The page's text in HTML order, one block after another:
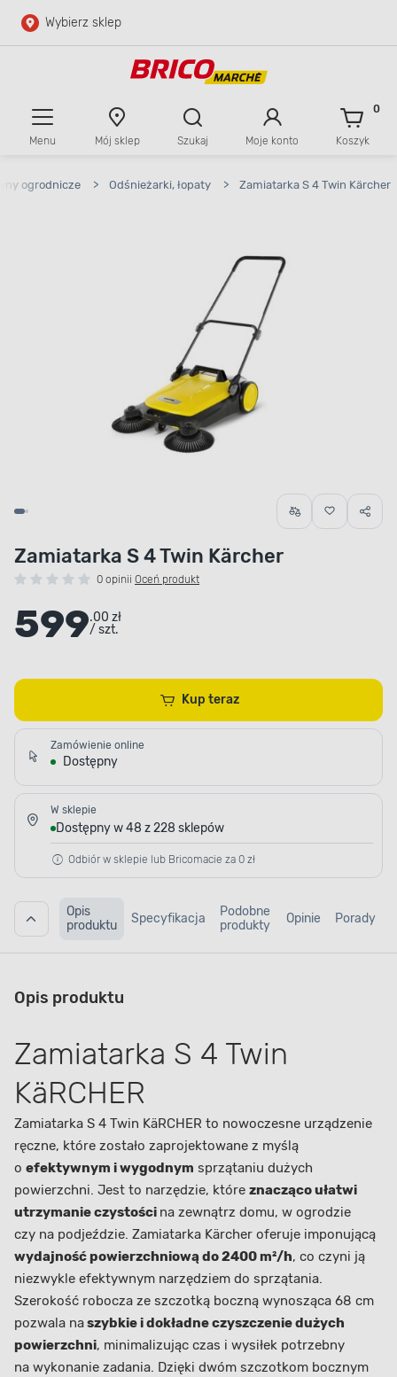
Przejdź do głównej zawartości
Wybierz sklep
Menu Mój sklep Szukaj Moje konto Koszyk
0
ogrodnicze > Odśnieżarki, łopaty > Zamiatarka S 4 Twin Kärcher
Zamiatarka S 4 Twin Kärcher
0 opinii Oceń produkt
599.00 zł
/ szt.
Kup teraz
Zamówienie online
Dostępny
W sklepie
Dostępny w 48 z 228 sklepów
Odbiór w sklepie lub Bricomacie za 0 zł
Opis
produktu
Specyfikacja
Podobne
produkty
Opinie Porady
Opis produktu
Zamiatarka S 4 Twin
KäRCHER
Zamiatarka S 4 Twin KäRCHER to nowoczesne urządzenie
ręczne, które zostało zaprojektowane z myślą
o efektywnym i wygodnym sprzątaniu dużych
powierzchni. Jest to narzędzie, które znacząco ułatwi
utrzymanie czystości na zewnątrz domu, w ogrodzie
czy na podjeździe. Zamiatarka Kärcher oferuje imponującą
wydajność powierzchniową do 2400 m²/h, co czyni ją
niezwykle efektywnym narzędziem do sprzątania.
Szerokość robocza ze szczotką boczną wynosząca 68 cm
pozwala naszybkie i dokładne czyszczenie dużych
powierzchni, minimalizując czas i wysiłek potrzebny
na wykonanie zadania. Dzięki dwóm szczotkom bocznym